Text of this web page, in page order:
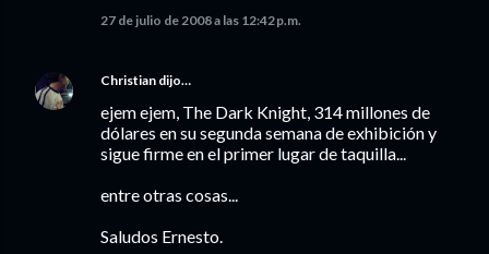
27 de julio de 2008 a las 12:42 p.m.
Christian dijo…
ejem ejem, The Dark Knight, 314 millones de
dólares en su segunda semana de exhibición y
sigue firme en el primer lugar de taquilla...
entre otras cosas...
Saludos Ernesto.